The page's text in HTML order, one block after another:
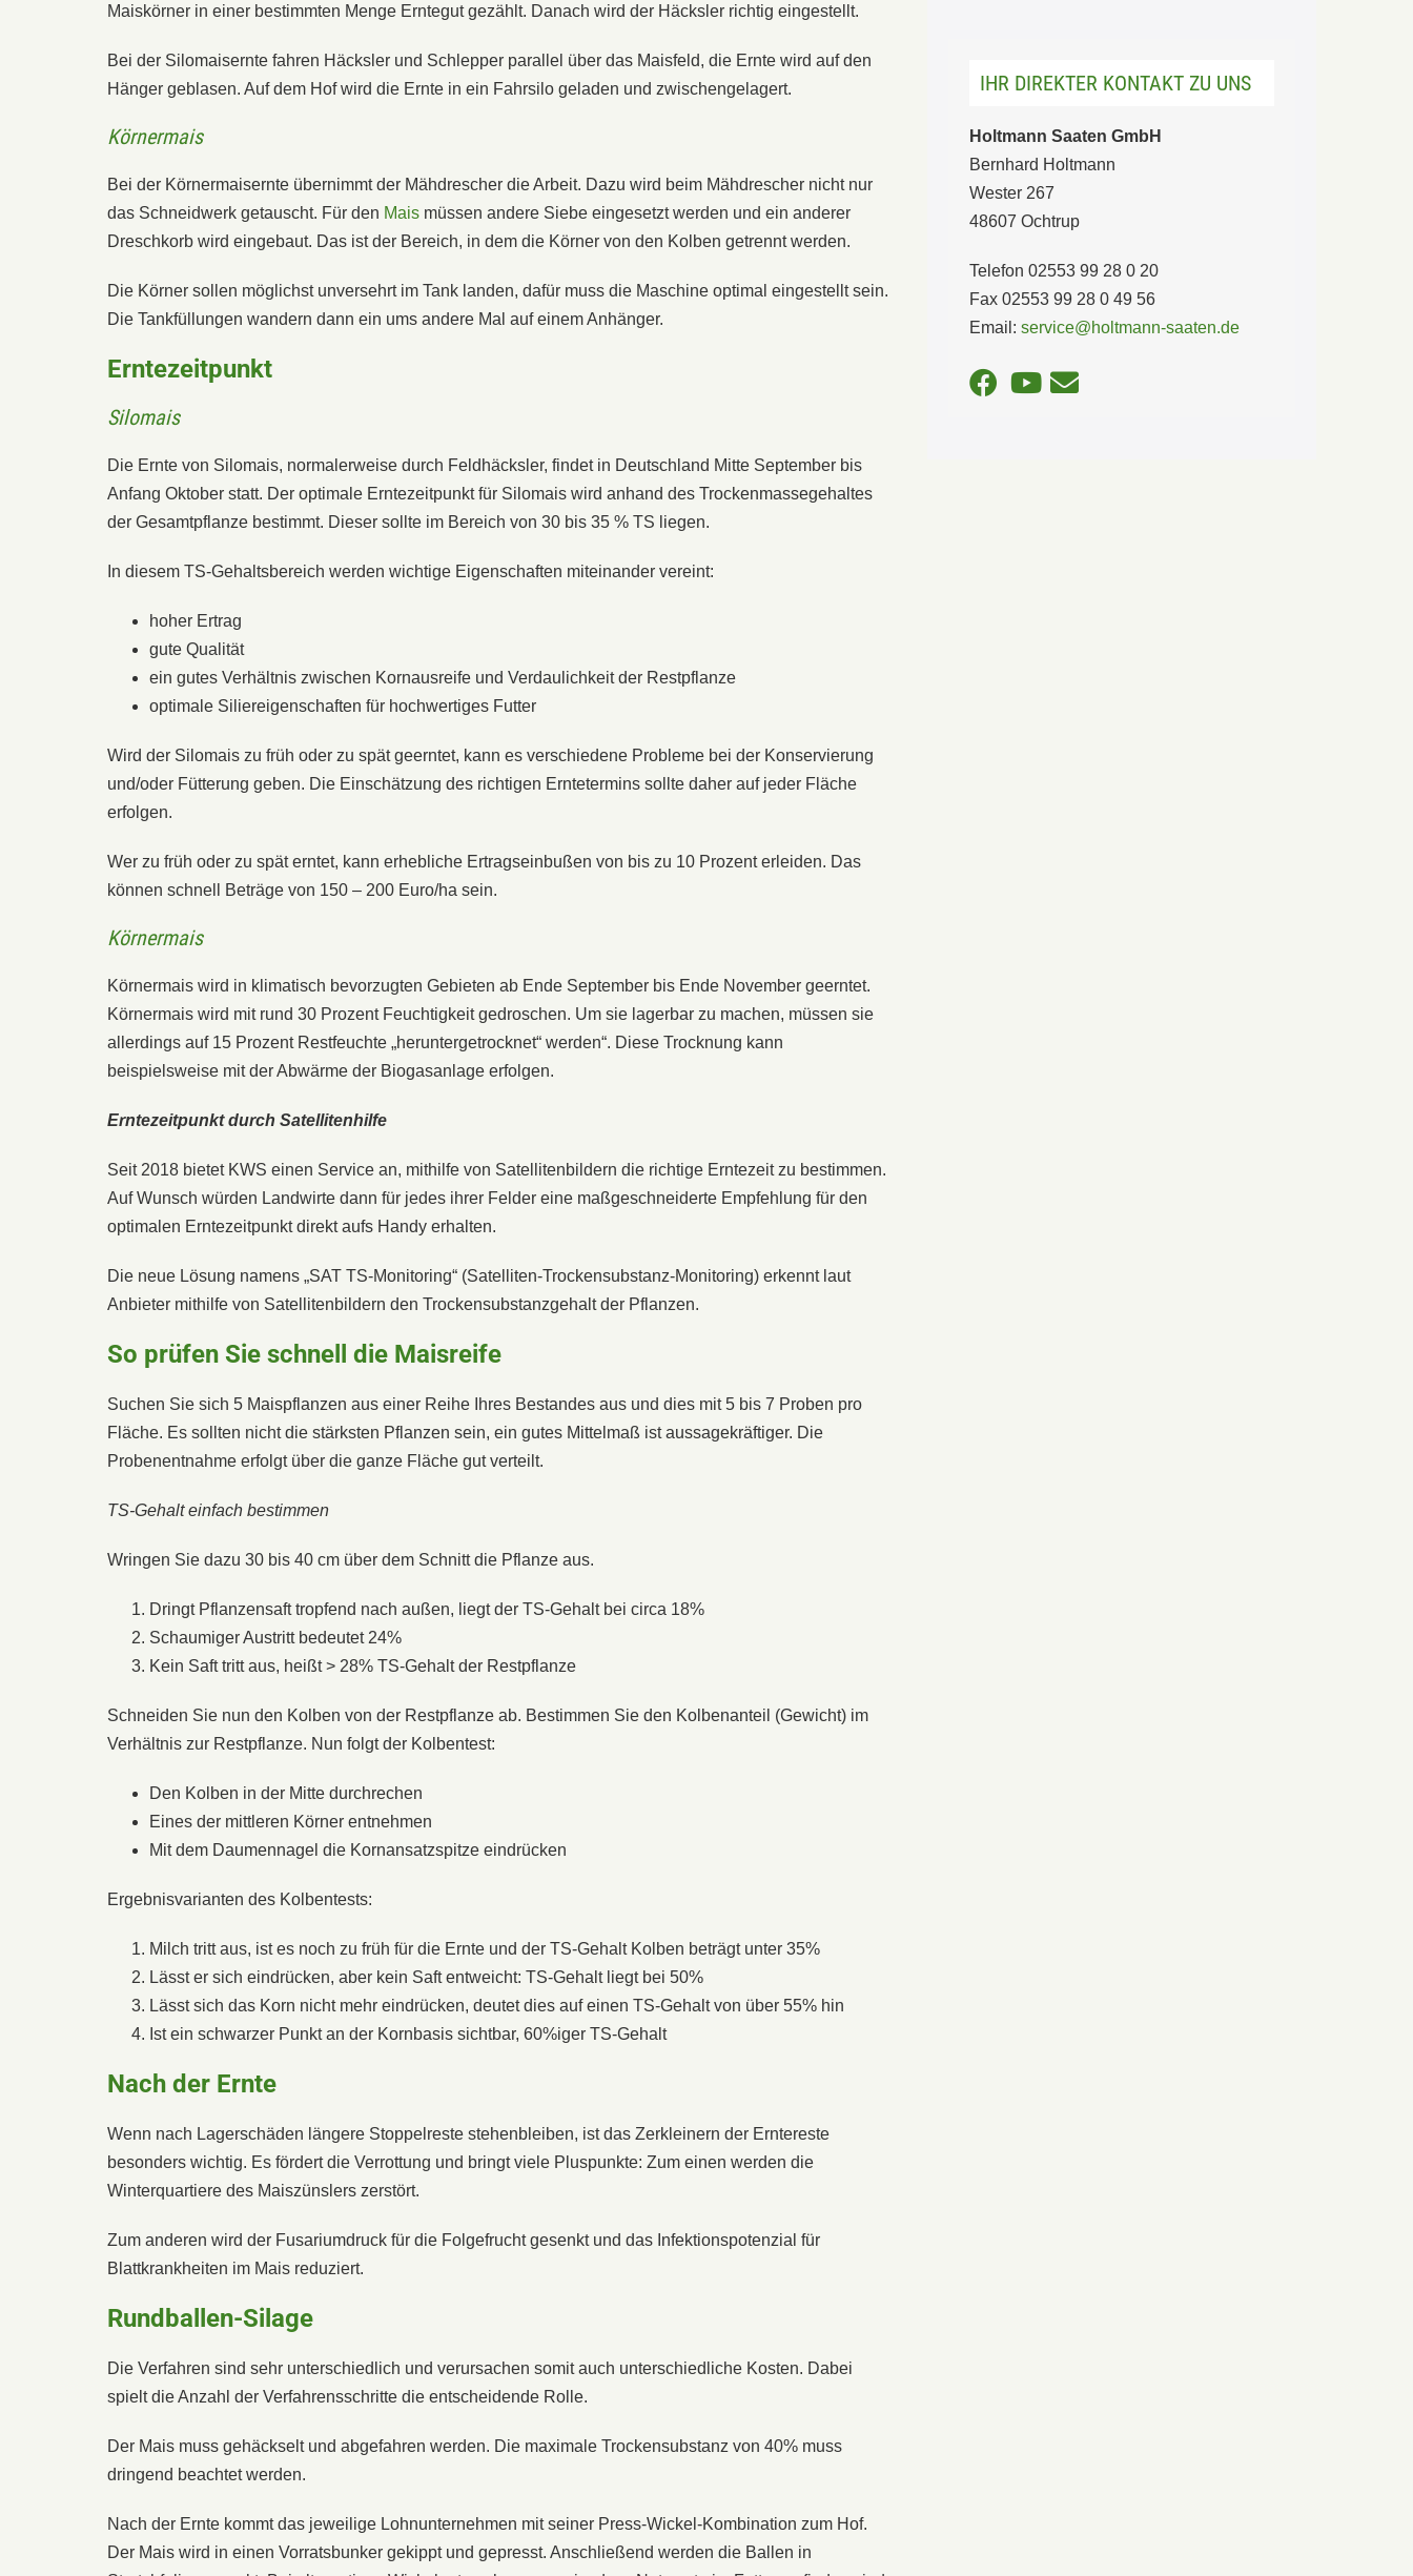
Maiskörner in einer bestimmten Menge Erntegut gezählt. Danach wird der Häcksler richtig eingestellt.
Bei der Silomaisernte fahren Häcksler und Schlepper parallel über das Maisfeld, die Ernte wird auf den
Hänger geblasen. Auf dem Hof wird die Ernte in ein Fahrsilo geladen und zwischengelagert.
Körnermais
Bei der Körnermaisernte übernimmt der Mähdrescher die Arbeit. Dazu wird beim Mähdrescher nicht nur
das Schneidwerk getauscht. Für den Mais müssen andere Siebe eingesetzt werden und ein anderer
Dreschkorb wird eingebaut. Das ist der Bereich, in dem die Körner von den Kolben getrennt werden.
Die Körner sollen möglichst unversehrt im Tank landen, dafür muss die Maschine optimal eingestellt sein.
Die Tankfüllungen wandern dann ein ums andere Mal auf einem Anhänger.
Erntezeitpunkt
Silomais
Die Ernte von Silomais, normalerweise durch Feldhäcksler, findet in Deutschland Mitte September bis
Anfang Oktober statt. Der optimale Erntezeitpunkt für Silomais wird anhand des Trockenmassegehaltes
der Gesamtpflanze bestimmt. Dieser sollte im Bereich von 30 bis 35 % TS liegen.
In diesem TS-Gehaltsbereich werden wichtige Eigenschaften miteinander vereint:
hoher Ertrag
gute Qualität
ein gutes Verhältnis zwischen Kornausreife und Verdaulichkeit der Restpflanze
optimale Siliereigenschaften für hochwertiges Futter
Wird der Silomais zu früh oder zu spät geerntet, kann es verschiedene Probleme bei der Konservierung
und/oder Fütterung geben. Die Einschätzung des richtigen Erntetermins sollte daher auf jeder Fläche
erfolgen.
Wer zu früh oder zu spät erntet, kann erhebliche Ertragseinbußen von bis zu 10 Prozent erleiden. Das
können schnell Beträge von 150 – 200 Euro/ha sein.
Körnermais
Körnermais wird in klimatisch bevorzugten Gebieten ab Ende September bis Ende November geerntet.
Körnermais wird mit rund 30 Prozent Feuchtigkeit gedroschen. Um sie lagerbar zu machen, müssen sie
allerdings auf 15 Prozent Restfeuchte „heruntergetrocknet“ werden“. Diese Trocknung kann
beispielsweise mit der Abwärme der Biogasanlage erfolgen.
Erntezeitpunkt durch Satellitenhilfe
Seit 2018 bietet KWS einen Service an, mithilfe von Satellitenbildern die richtige Erntezeit zu bestimmen.
Auf Wunsch würden Landwirte dann für jedes ihrer Felder eine maßgeschneiderte Empfehlung für den
optimalen Erntezeitpunkt direkt aufs Handy erhalten.
Die neue Lösung namens „SAT TS-Monitoring“ (Satelliten-Trockensubstanz-Monitoring) erkennt laut
Anbieter mithilfe von Satellitenbildern den Trockensubstanzgehalt der Pflanzen.
So prüfen Sie schnell die Maisreife
Suchen Sie sich 5 Maispflanzen aus einer Reihe Ihres Bestandes aus und dies mit 5 bis 7 Proben pro
Fläche. Es sollten nicht die stärksten Pflanzen sein, ein gutes Mittelmaß ist aussagekräftiger. Die
Probenentnahme erfolgt über die ganze Fläche gut verteilt.
TS-Gehalt einfach bestimmen
Wringen Sie dazu 30 bis 40 cm über dem Schnitt die Pflanze aus.
Dringt Pflanzensaft tropfend nach außen, liegt der TS-Gehalt bei circa 18%
Schaumiger Austritt bedeutet 24%
Kein Saft tritt aus, heißt > 28% TS-Gehalt der Restpflanze
Schneiden Sie nun den Kolben von der Restpflanze ab. Bestimmen Sie den Kolbenanteil (Gewicht) im
Verhältnis zur Restpflanze. Nun folgt der Kolbentest:
Den Kolben in der Mitte durchrechen
Eines der mittleren Körner entnehmen
Mit dem Daumennagel die Kornansatzspitze eindrücken
Ergebnisvarianten des Kolbentests:
Milch tritt aus, ist es noch zu früh für die Ernte und der TS-Gehalt Kolben beträgt unter 35%
Lässt er sich eindrücken, aber kein Saft entweicht: TS-Gehalt liegt bei 50%
Lässt sich das Korn nicht mehr eindrücken, deutet dies auf einen TS-Gehalt von über 55% hin
Ist ein schwarzer Punkt an der Kornbasis sichtbar, 60%iger TS-Gehalt
Nach der Ernte
Wenn nach Lagerschäden längere Stoppelreste stehenbleiben, ist das Zerkleinern der Erntereste
besonders wichtig. Es fördert die Verrottung und bringt viele Pluspunkte: Zum einen werden die
Winterquartiere des Maiszünslers zerstört.
Zum anderen wird der Fusariumdruck für die Folgefrucht gesenkt und das Infektionspotenzial für
Blattkrankheiten im Mais reduziert.
Rundballen-Silage
Die Verfahren sind sehr unterschiedlich und verursachen somit auch unterschiedliche Kosten. Dabei
spielt die Anzahl der Verfahrensschritte die entscheidende Rolle.
Der Mais muss gehäckselt und abgefahren werden. Die maximale Trockensubstanz von 40% muss
dringend beachtet werden.
Nach der Ernte kommt das jeweilige Lohnunternehmen mit seiner Press-Wickel-Kombination zum Hof.
Der Mais wird in einen Vorratsbunker gekippt und gepresst. Anschließend werden die Ballen in
IHR DIREKTER KONTAKT ZU UNS
Holtmann Saaten GmbH
Bernhard Holtmann
Wester 267
48607 Ochtrup
Telefon 02553 99 28 0 20
Fax 02553 99 28 0 49 56
Email: service@holtmann-saaten.de